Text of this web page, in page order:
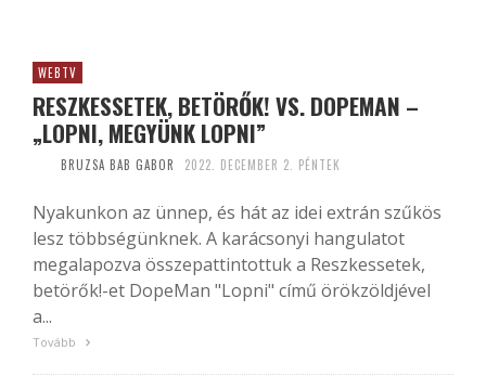
WEBTV
RESZKESSETEK, BETÖRŐK! VS. DOPEMAN –
„LOPNI, MEGYÜNK LOPNI”
BRUZSA BAB GABOR 2022. DECEMBER 2. PÉNTEK
Nyakunkon az ünnep, és hát az idei extrán szűkös
lesz többségünknek. A karácsonyi hangulatot
megalapozva összepattintottuk a Reszkessetek,
betörők!-et DopeMan "Lopni" című örökzöldjével
a...
Tovább